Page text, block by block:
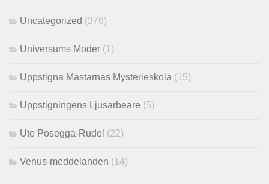
Uncategorized (376)
Universums Moder (1)
Uppstigna Mästarnas Mysterieskola (15)
Uppstigningens Ljusarbeare (5)
Ute Posegga-Rudel (22)
Venus-meddelanden (14)